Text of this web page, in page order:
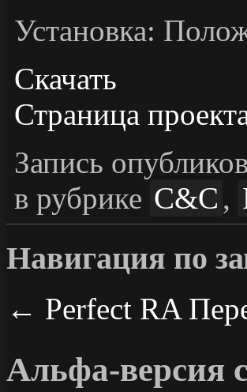
Установка:
Скачать
Страница
Запись
в рубрике C&C ,
Навигация по
← Perfect RA
Альфа-версия